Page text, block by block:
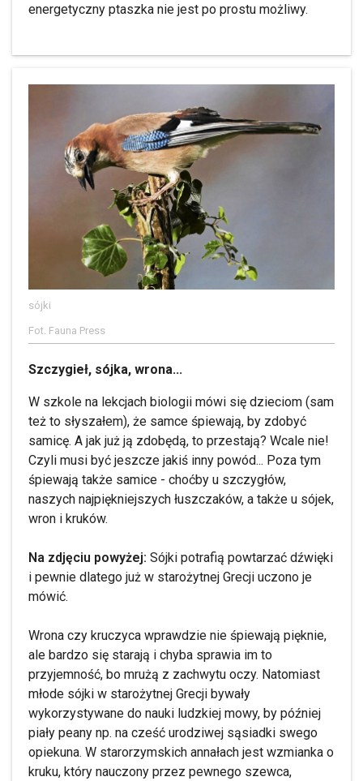
energetyczny ptaszka nie jest po prostu możliwy.
sójki
Fot. Fauna Press
Szczygieł, sójka, wrona...
W szkole na lekcjach biologii mówi się dzieciom (sam
też to słyszałem), że samce śpiewają, by zdobyć
samicę. A jak już ją zdobędą, to przestają? Wcale nie!
Czyli musi być jeszcze jakiś inny powód... Poza tym
śpiewają także samice - choćby u szczygłów,
naszych najpiękniejszych łuszczaków, a także u sójek,
wron i kruków.
Na zdjęciu powyżej: Sójki potrafią powtarzać dźwięki
i pewnie dlatego już w starożytnej Grecji uczono je
mówić.
Wrona czy kruczyca wprawdzie nie śpiewają pięknie,
ale bardzo się starają i chyba sprawia im to
przyjemność, bo mrużą z zachwytu oczy. Natomiast
młode sójki w starożytnej Grecji bywały
wykorzystywane do nauki ludzkiej mowy, by później
piały peany np. na cześć urodziwej sąsiadki swego
opiekuna. W starorzymskich annałach jest wzmianka o
kruku, który nauczony przez pewnego szewca,